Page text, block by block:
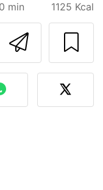
min 1125 Kcal
o autor